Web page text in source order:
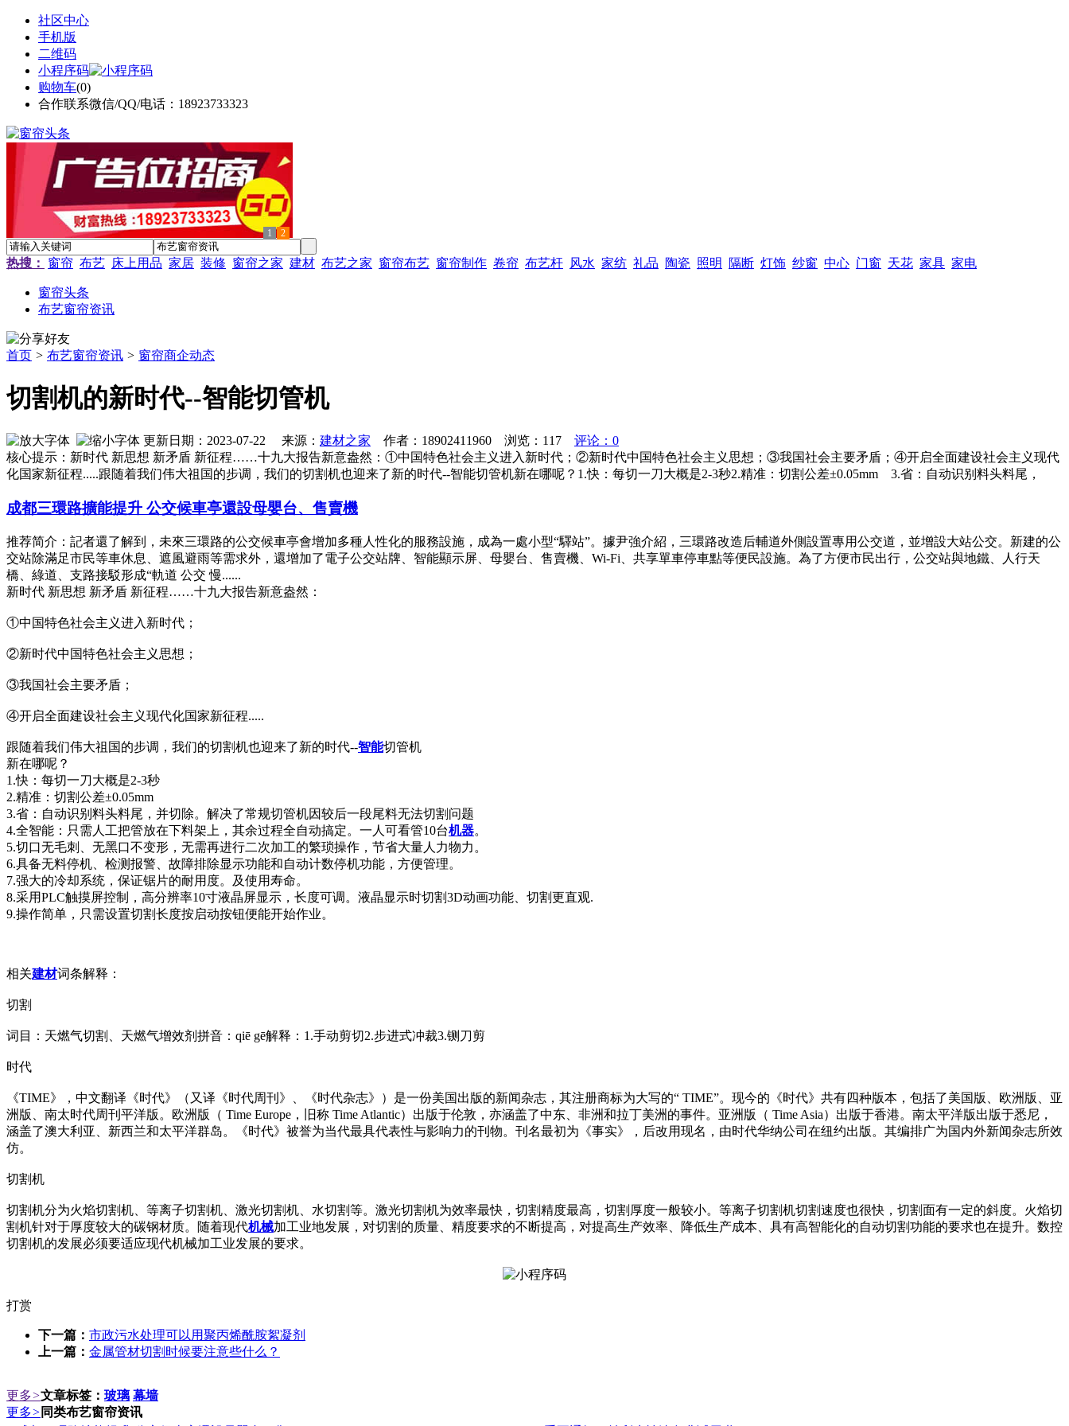
社区中心
手机版
二维码
小程序码
购物车(0)
合作联系微信/QQ/电话：18923733323
1 2
热搜： 窗帘 布艺 床上用品 家居 装修 窗帘之家 建材 布艺之家 窗帘布艺 窗帘制作 卷帘 布艺杆 风水 家纺 礼品 陶瓷 照明 隔断 灯饰 纱窗 中心 门窗 天花 家具 家电
窗帘头条
布艺窗帘资讯
首页 > 布艺窗帘资讯 > 窗帘商企动态
切割机的新时代--智能切管机
更新日期：2023-07-22 来源： 建材之家 作者：18902411960 浏览： 117
评论：0
核心提示：新时代 新思想 新矛盾 新征程……十九大报告新意盎然：①中国特色社会主义进入新时代；②新时代中国特色社会主义思想；③我国社会主要矛盾；④开启全面建设社会主义现代
化国家新征程.....跟随着我们伟大祖国的步调，我们的切割机也迎来了新的时代--智能切管机新在哪呢？1.快：每切一刀大概是2-3秒2.精准：切割公差±0.05mm 3.省：自动识别料头料尾，
成都三環路擴能提升 公交候車亭還設母嬰台、售賣機
推荐简介：記者還了解到，未來三環路的公交候車亭會增加多種人性化的服務設施，成為一處小型“驛站”。據尹強介紹，三環路改造后輔道外側設置專用公交道，並增設大站公交。新建的公
交站除滿足市民等車休息、遮風避雨等需求外，還增加了電子公交站牌、智能顯示屏、母嬰台、售賣機、Wi-Fi、共享單車停車點等便民設施。為了方便市民出行，公交站與地鐵、人行天
橋、綠道、支路接駁形成“軌道 公交 慢......
新时代 新思想 新矛盾 新征程……十九大报告新意盎然：
①中国特色社会主义进入新时代；
②新时代中国特色社会主义思想；
③我国社会主要矛盾；
④开启全面建设社会主义现代化国家新征程.....
跟随着我们伟大祖国的步调，我们的切割机也迎来了新的时代--智能切管机
新在哪呢？
1.快：每切一刀大概是2-3秒
2.精准：切割公差±0.05mm
3.省：自动识别料头料尾，并切除。解决了常规切管机因较后一段尾料无法切割问题
4.全智能：只需人工把管放在下料架上，其余过程全自动搞定。一人可看管10台机器。
5.切口无毛刺、无黑口不变形，无需再进行二次加工的繁琐操作，节省大量人力物力。
6.具备无料停机、检测报警、故障排除显示功能和自动计数停机功能，方便管理。
7.强大的冷却系统，保证锯片的耐用度。及使用寿命。
8.采用PLC触摸屏控制，高分辨率10寸液晶屏显示，长度可调。液晶显示时切割3D动画功能、切割更直观.
9.操作简单，只需设置切割长度按启动按钮便能开始作业。
相关建材词条解释：
切割
词目：天燃气切割、天燃气增效剂拼音：qiē gē解释：1.手动剪切2.步进式冲裁3.铡刀剪
时代
《TIME》，中文翻译《时代》（又译《时代周刊》、《时代杂志》）是一份美国出版的新闻杂志，其注册商标为大写的“ TIME”。现今的《时代》共有四种版本，包括了美国版、欧洲版、亚
洲版、南太时代周刊平洋版。欧洲版（ Time Europe，旧称 Time Atlantic）出版于伦敦，亦涵盖了中东、非洲和拉丁美洲的事件。亚洲版（ Time Asia）出版于香港。南太平洋版出版于悉尼，
涵盖了澳大利亚、新西兰和太平洋群岛。《时代》被誉为当代最具代表性与影响力的刊物。刊名最初为《事实》，后改用现名，由时代华纳公司在纽约出版。其编排广为国内外新闻杂志所效
仿。
切割机
切割机分为火焰切割机、等离子切割机、激光切割机、水切割等。激光切割机为效率最快，切割精度最高，切割厚度一般较小。等离子切割机切割速度也很快，切割面有一定的斜度。火焰切
割机针对于厚度较大的碳钢材质。随着现代机械加工业地发展，对切割的质量、精度要求的不断提高，对提高生产效率、降低生产成本、具有高智能化的自动切割功能的要求也在提升。数控
切割机的发展必须要适应现代机械加工业发展的要求。
打赏
下一篇： 市政污水处理可以用聚丙烯酰胺絮凝剂
上一篇： 金属管材切割时候要注意些什么？
更多>文章标签： 玻璃 幕墙
更多> 同类布艺窗帘资讯